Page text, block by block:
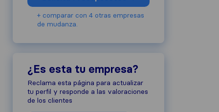
+ comparar con 4 otras empresas
de mudanza.
¿Es esta tu empresa?
Reclama esta página para actualizar
tu perfil y responde a las valoraciones
de los clientes